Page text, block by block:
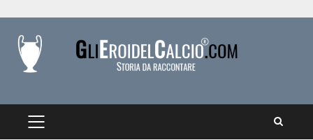
content
PRIMARY